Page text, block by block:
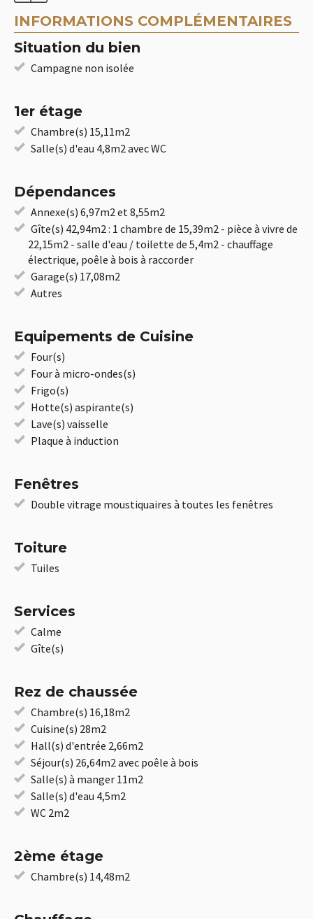
INFORMATIONS COMPLÉMENTAIRES
Situation du bien
Campagne non isolée
1er étage
Chambre(s) 15,11m2
Salle(s) d'eau 4,8m2 avec WC
Dépendances
Annexe(s) 6,97m2 et 8,55m2
Gîte(s) 42,94m2 : 1 chambre de 15,39m2 - pièce à vivre de
22,15m2 - salle d'eau / toilette de 5,4m2 - chauffage
électrique, poêle à bois à raccorder
Garage(s) 17,08m2
Autres
Equipements de Cuisine
Four(s)
Four à micro-ondes(s)
Frigo(s)
Hotte(s) aspirante(s)
Lave(s) vaisselle
Plaque à induction
Fenêtres
Double vitrage moustiquaires à toutes les fenêtres
Toiture
Tuiles
Services
Calme
Gîte(s)
Rez de chaussée
Chambre(s) 16,18m2
Cuisine(s) 28m2
Hall(s) d'entrée 2,66m2
Séjour(s) 26,64m2 avec poêle à bois
Salle(s) à manger 11m2
Salle(s) d'eau 4,5m2
WC 2m2
2ème étage
Chambre(s) 14,48m2